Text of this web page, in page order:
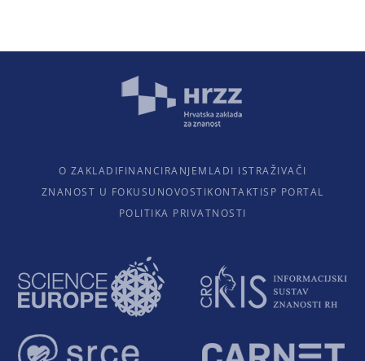
O ZAKLADIFINANCIRANJEMLADI ISTRAŽIVAČI
ZNANOST U FOKUSU NOVOSTIKONTAKTISP PORTAL
POLITIKA PRIVATNOSTI